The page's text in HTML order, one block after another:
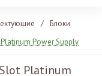
/
Блоки
Power Supply
Platinum